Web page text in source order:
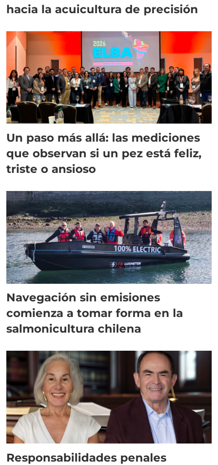
hacia la acuicultura de precisión
Un paso más allá: las mediciones
que observan si un pez está feliz,
triste o ansioso
Navegación sin emisiones
comienza a tomar forma en la
salmonicultura chilena
Responsabilidades penales